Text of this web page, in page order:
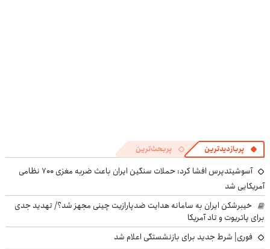
پربازدیدترین پربحث‌ترین
آسوشیتدپرس افشا کرد: حملات سنگین ایران باعث ضربه مغزی ۷۰۰ نظامی
آمریکایی شد
خیبرشکن ایران به سامانه هدایت ضدپارازیت چینی مجهز شد؟/ تهدید جدی
برای پاتریوت و تاد آمریکا
فوری| شرط جدید برای بازنشستگی اعلام شد